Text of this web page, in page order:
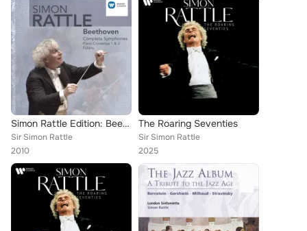
Simon Rattle Edition: Beethoven
Sir Simon Rattle
2010
The Roaring Seventies
Sir Simon Rattle
2025